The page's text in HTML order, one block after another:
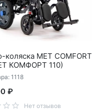
коляска MET COMFORT
КОМФОРТ 110)
1118
₽
Нет отзывов